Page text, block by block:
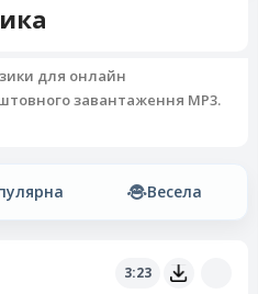
для онлайн
завантаження MP3.
Весела
3:23